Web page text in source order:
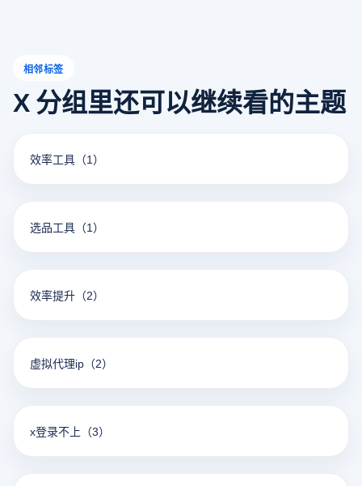
相邻标签
X 分组里还可以继续看的主题
效率工具 （1）
选品工具 （1）
效率提升 （2）
虚拟代理ip （2）
x登录不上 （3）